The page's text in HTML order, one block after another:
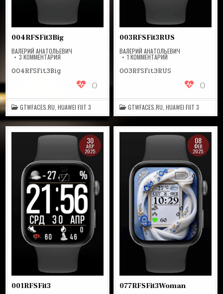
004RFSFit3Big
ВАЛЕРИЙ АНАТОЛЬЕВИЧ
3 КОММЕНТАРИЯК
004RFSFIT3BIG
004RFSFit3Big
0
GTWFACES.RU ,HUAWEI FIIT 3
003RFSFit3RUS
ВАЛЕРИЙ АНАТОЛЬЕВИЧ
1 КОММЕНТАРИЙК
003RFSFIT3RUS
003RFSFit3RUS
0
GTWFACES.RU ,HUAWEI FIIT 3
30
АПР
2025
001RFSFit3
08
ФЕВ
2025
077RFSFit3Woman